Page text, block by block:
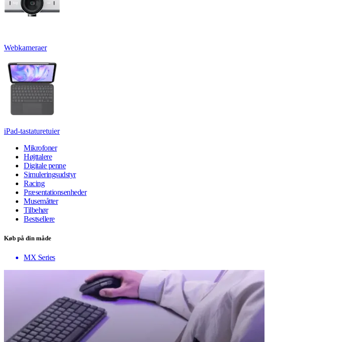
Webkameraer
iPad-tastaturetuier
Mikrofoner
Højttalere
Digitale penne
Simuleringsudstyr
Racing
Præsentationsenheder
Musemåtter
Tilbehør
Bestsellere
Køb på din måde
MX Series